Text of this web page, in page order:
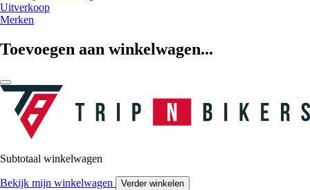
Uitverkoop
Merken
Toevoegen aan winkelwagen...
Subtotaal winkelwagen
Bekijk mijn winkelwagen Verder winkelen